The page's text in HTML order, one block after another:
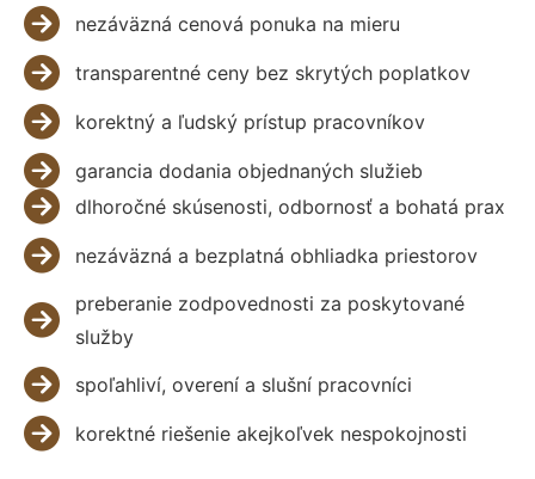
nezáväzná cenová ponuka na mieru
transparentné ceny bez skrytých poplatkov
korektný a ľudský prístup pracovníkov
garancia dodania objednaných služieb
dlhoročné skúsenosti, odbornosť a bohatá prax
nezáväzná a bezplatná obhliadka priestorov
preberanie zodpovednosti za poskytované
služby
spoľahliví, overení a slušní pracovníci
korektné riešenie akejkoľvek nespokojnosti